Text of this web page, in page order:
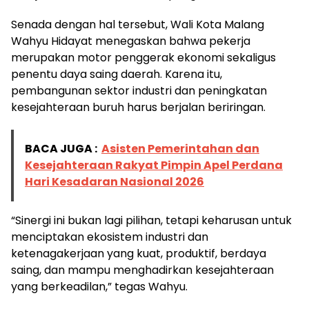
Senada dengan hal tersebut, Wali Kota Malang
Wahyu Hidayat menegaskan bahwa pekerja
merupakan motor penggerak ekonomi sekaligus
penentu daya saing daerah. Karena itu,
pembangunan sektor industri dan peningkatan
kesejahteraan buruh harus berjalan beriringan.
BACA JUGA : Asisten Pemerintahan dan
Kesejahteraan Rakyat Pimpin Apel Perdana
Hari Kesadaran Nasional 2026
“Sinergi ini bukan lagi pilihan, tetapi keharusan untuk
menciptakan ekosistem industri dan
ketenagakerjaan yang kuat, produktif, berdaya
saing, dan mampu menghadirkan kesejahteraan
yang berkeadilan,” tegas Wahyu.